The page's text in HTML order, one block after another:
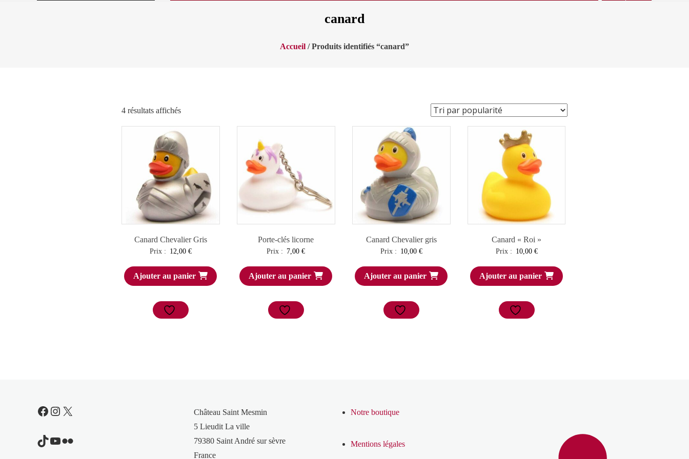
canard
Accueil / Produits identifiés “canard”
4 résultats affichésTrié
par
popularité
Canard Chevalier Gris
Prix : 12,00 €
Ajouter au panier
Porte-clés licorne
Prix : 7,00€
Ajouter au panier
Canard Chevalier gris
Prix : 10,00 €
Ajouter au panier
Canard « Roi »
Prix : 10,00 €
Ajouter au panier
Facebook
Instagram
X
TikTok
YouTube
Flickr
Château Saint Mesmin
5 Lieudit La ville
79380 Saint André sur sèvre
France
Notre boutique
Mentions légales